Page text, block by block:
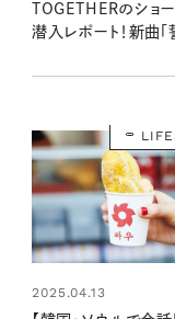
TOGETHERのショ
潜入レポート！新曲「
いを明かす（7/16更
2025.04.13